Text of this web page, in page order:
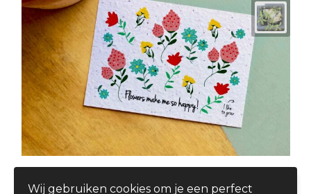
Groeipapier - Wit A6
Wij gebruiken cookies om je een perfect